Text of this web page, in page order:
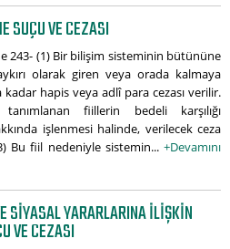
SUÇU VE CEZASI
243- (1) Bir bilişim sisteminin bütününe
olarak giren veya orada kalmaya
hapis veya adlî para cezası verilir.
fiillerin bedeli karşılığı
işlenmesi halinde, verilecek ceza
Bu fiil nedeniyle sistemin... +Devamını
SIYASAL YARARLARINA ILIŞKIN
VE CEZASI